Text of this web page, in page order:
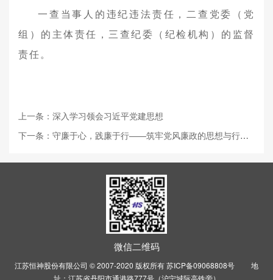
一查当事人的违纪违法责任，二查党委（党
组）的主体责任，三查纪委（纪检机构）的监督
责任。
上一条：深入学习领会习近平党建思想
下一条：守廉于心，践廉于行——筑牢党风廉政的思想与行动防线
微信二维码
江苏恒神股份有限公司 © 2007-2020 版权所有苏ICP备09068808号 地
址：江苏省丹阳市通港路777号（沪宁城际高铁旁）